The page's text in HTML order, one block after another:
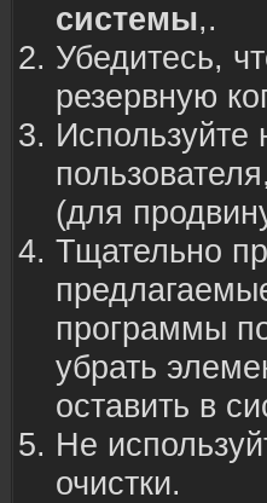
системы,.
Убедитесь,
резервную
Используйте
пользов
(для продв
Тщательно
программы
убрать
оставить в
Не
очистки.